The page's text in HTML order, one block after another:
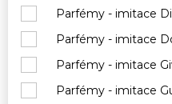
Parfémy - imitace
Parfémy - imitace
Parfémy - imitace
Parfémy - imitace